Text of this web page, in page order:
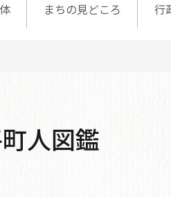
まちの見どころ 行
人図鑑